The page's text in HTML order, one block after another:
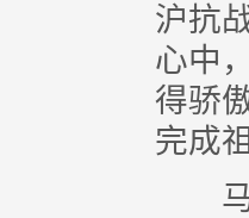
沪抗
心中
得骄
完成
马